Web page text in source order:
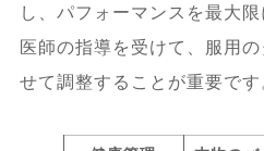
し、パフォーマンスを最大
医師の指導を受けて、服用
せて調整することが重要です